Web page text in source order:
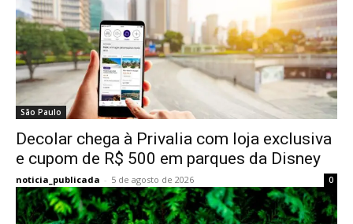
São Paulo
Decolar chega à Privalia com loja exclusiva
e cupom de R$ 500 em parques da Disney
noticia_publicada - 5 de agosto de 2026 0